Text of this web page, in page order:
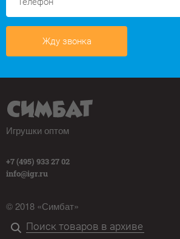
Жду звонка
Игрушки оптом
+7 (495) 933 27 02
info@igr.ru
© 2018 «Симбат»